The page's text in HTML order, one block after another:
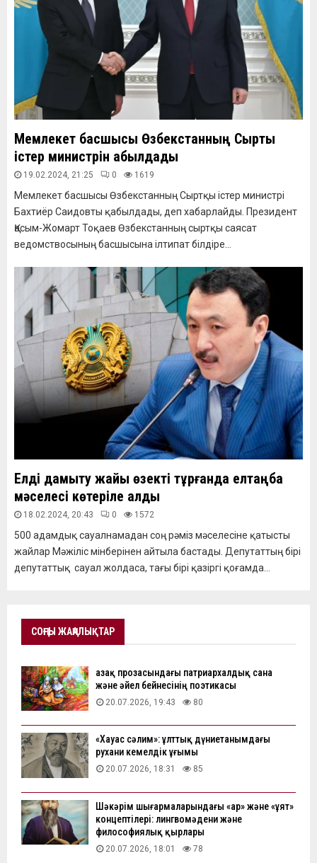
Мемлекет басшысы Өзбекстанның Сыртқы
істер министрін қабылдады
19.02.2024, 21:25 0 1619
Мемлекет басшысы Өзбекстанның Сыртқы істер министрі
Бахтиёр Саидовты қабылдады, деп хабарлайды. Президент
Қасым-Жомарт Тоқаев Өзбекстанның сыртқы саясат
ведомствосының басшысына ілтипат білдіре...
Елді дамыту жайы өзекті тұрғанда елтаңба
мәселесі көтеріле қалды
18.02.2024, 20:43 0 1572
500 адамдық сауалнамадан соң рәміз мәселесіне қатысты
жайлар Мәжіліс мінберінен айтыла бастады. Депутаттың бірі
депутаттық сауал жолдаса, тағы бірі қазіргі қоғамда...
СОҢҒЫ ЖАҢАЛЫҚТАР
Қазақ прозасындағы патриархалдық сана
және әйел бейнесінің поэтикасы
20.07.2026, 19:43 80
«Хауас сәлим»: ұлттық дүниетанымдағы
рухани кемелдік ұғымы
20.07.2026, 18:31 85
Шәкәрім шығармаларындағы «ар» және «ұят»
концептілері: лингвомәдени және
философиялық қырлары
20.07.2026, 18:01 78